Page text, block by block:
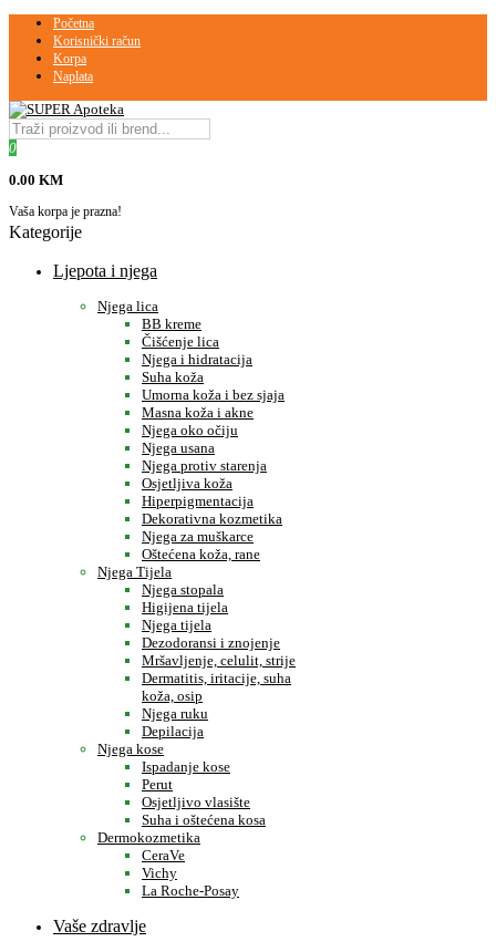
Početna
Korisnički račun
Korpa
Naplata
0
0.00 KM
Vaša korpa je prazna!
Kategorije
Ljepota i njega
Njega lica
BB kreme
Čišćenje lica
Njega i hidratacija
Suha koža
Umorna koža i bez sjaja
Masna koža i akne
Njega oko očiju
Njega usana
Njega protiv starenja
Osjetljiva koža
Hiperpigmentacija
Dekorativna kozmetika
Njega za muškarce
Oštećena koža, rane
Njega Tijela
Njega stopala
Higijena tijela
Njega tijela
Dezodoransi i znojenje
Mršavljenje, celulit, strije
Dermatitis, iritacije, suha
koža, osip
Njega ruku
Depilacija
Njega kose
Ispadanje kose
Perut
Osjetljivo vlasište
Suha i oštećena kosa
Dermokozmetika
CeraVe
Vichy
La Roche-Posay
Vaše zdravlje